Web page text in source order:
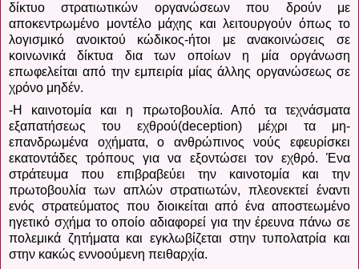
δίκτυο στρατιωτικών οργανώσεων που δρούν με
αποκεντρωμένο μοντέλο μάχης και λειτουργούν όπως το
λογισμικό ανοικτού κώδικος-ήτοι με ανακοινώσεις σε
κοινωνικά δίκτυα δια των οποίων η μία οργάνωση
επωφελείται από την εμπειρία μίας άλλης οργανώσεως σε
χρόνο μηδέν.
-Η καινοτομία και η πρωτοβουλία. Από τα τεχνάσματα
εξαπατήσεως του εχθρού(deception) μέχρι τα μη-
επανδρωμένα οχήματα, ο ανθρώπινος νούς εφευρίσκει
εκατοντάδες τρόπους για να εξοντώσει τον εχθρό. Ένα
στράτευμα που επιβραβεύει την καινοτομία και την
πρωτοβουλία των απλών στρατιωτών, πλεονεκτεί έναντι
ενός στρατεύματος που διοικείται από ένα αποστεωμένο
ηγετικό σχήμα το οποίο αδιαφορεί για την έρευνα πάνω σε
πολεμικά ζητήματα και εγκλωβίζεται στην τυπολατρία και
στην κακώς εννοούμενη πειθαρχία.